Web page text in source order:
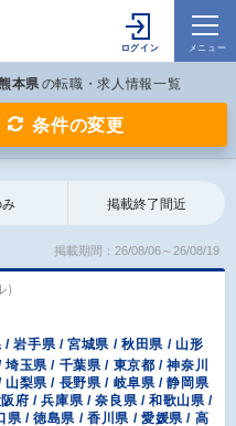
本県 の転職・求人情報一覧
条件の変更
掲載終了間近
掲載期間：26/08/06～26/08/19
/ 岩手県 / 宮城県 / 秋田県 / 山形
玉県 / 千葉県 / 東京都 / 神奈川
梨県 / 長野県 / 岐阜県 / 静岡県
府 / 兵庫県 / 奈良県 / 和歌山県 /
県 / 徳島県 / 香川県 / 愛媛県 / 高